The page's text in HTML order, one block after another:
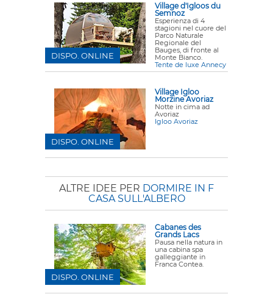
Village d'Igloos du
Semnoz
Esperienza di 4
stagioni nel cuore del
Parco Naturale
Regionale del
Bauges, di fronte al
Monte Bianco.
Tente de luxe Annecy
DISPO. ONLINE
Village Igloo
Morzine Avoriaz
Notte in cima ad
Avoriaz
Igloo Avoriaz
DISPO. ONLINE
ALTRE IDEE PER DORMIRE IN F
CASA SULL'ALBERO
Cabanes des
Grands Lacs
Pausa nella natura in
una cabina spa
galleggiante in
Franca Contea.
DISPO. ONLINE